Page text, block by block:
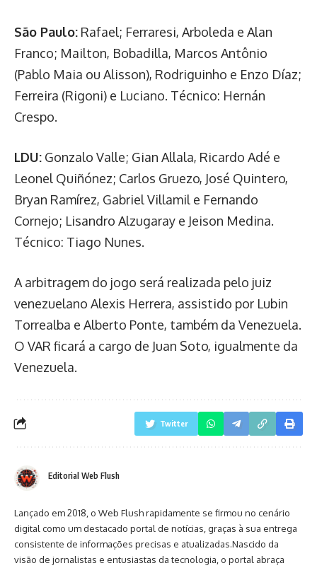
São Paulo: Rafael; Ferraresi, Arboleda e Alan
Franco; Mailton, Bobadilla, Marcos Antônio
(Pablo Maia ou Alisson), Rodriguinho e Enzo Díaz;
Ferreira (Rigoni) e Luciano. Técnico: Hernán
Crespo.
LDU: Gonzalo Valle; Gian Allala, Ricardo Adé e
Leonel Quiñónez; Carlos Gruezo, José Quintero,
Bryan Ramírez, Gabriel Villamil e Fernando
Cornejo; Lisandro Alzugaray e Jeison Medina.
Técnico: Tiago Nunes.
A arbitragem do jogo será realizada pelo juiz
venezuelano Alexis Herrera, assistido por Lubin
Torrealba e Alberto Ponte, também da Venezuela.
O VAR ficará a cargo de Juan Soto, igualmente da
Venezuela.
Twitter
Editorial Web Flush
Lançado em 2018, o Web Flush rapidamente se firmou no cenário
digital como um destacado portal de notícias, graças à sua entrega
consistente de informações precisas e atualizadas.Nascido da
visão de jornalistas e entusiastas da tecnologia, o portal abraça